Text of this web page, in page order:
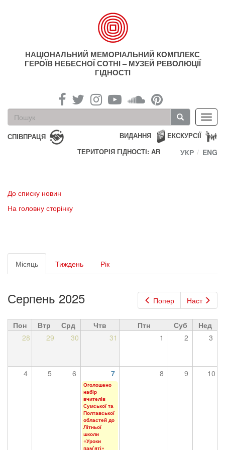
НАЦІОНАЛЬНИЙ МЕМОРІАЛЬНИЙ КОМПЛЕКС
ГЕРОЇВ НЕБЕСНОЇ СОТНІ – МУЗЕЙ РЕВОЛЮЦІЇ
ГІДНОСТІ
Пошукова
форма
Пошук
СПІВПРАЦЯ ЕКСКУРСІЇ
ВИДАННЯ
ТЕРИТОРІЯ ГІДНОСТІ: AR
УКР ENG
До списку новин
На головну сторінку
Первинні
вкладки
Місяць (активна
вкладка)
Тиждень Рік
Попер Наст
Серпень 2025
Пон Втр Срд Чтв Птн Суб
Нед
28
29 30 31 1 2 3
4 5 6 7 8 9 10
Оголошено
набір
вчителів
Сумської та
Полтавської
областей до
Літньої
школи
«Уроки
пам’яті»